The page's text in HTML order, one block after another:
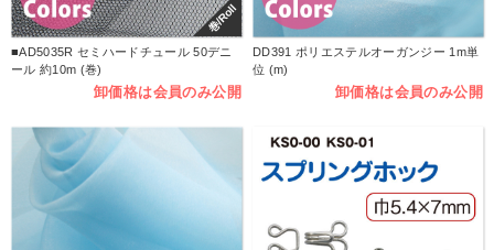
巻/Roll
■AD5035R セミハードチュール 50デニ
ール 約10m (巻)
卸価格は会員のみ公開
DD391 ポリエステルオーガンジー 1m単
位 (m)
卸価格は会員のみ公開